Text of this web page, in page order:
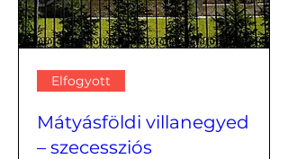
Elfogyott
Mátyásföldi villanegyed
– szecessziós